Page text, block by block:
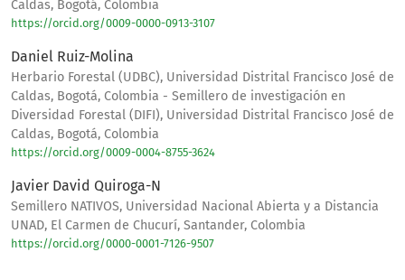
Caldas, Bogotá, Colombia
https://orcid.org/0009-0000-0913-3107
Daniel Ruiz-Molina
Herbario Forestal (UDBC), Universidad Distrital Francisco José de
Caldas, Bogotá, Colombia - Semillero de investigación en
Diversidad Forestal (DIFI), Universidad Distrital Francisco José de
Caldas, Bogotá, Colombia
https://orcid.org/0009-0004-8755-3624
Javier David Quiroga-N
Semillero NATIVOS, Universidad Nacional Abierta y a Distancia
UNAD, El Carmen de Chucurí, Santander, Colombia
https://orcid.org/0000-0001-7126-9507